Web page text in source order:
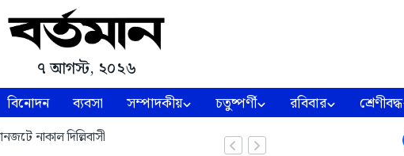
৭ আগস্ট, ২০২৬
বিনোদন ব্যবসা সম্পাদকীয় চতুষ্পর্ণী রবিবার শ্রেণীবদ্ধ
নাকাল দিল্লিবাসী